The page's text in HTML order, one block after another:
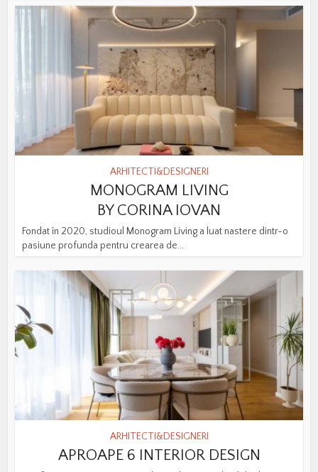
ARHITECTI&DESIGNERI
MONOGRAM LIVING
BY CORINA IOVAN
Fondat în 2020, studioul Monogram Living a luat nastere dintr-o
pasiune profunda pentru crearea de...
ARHITECTI&DESIGNERI
APROAPE 6 INTERIOR DESIGN